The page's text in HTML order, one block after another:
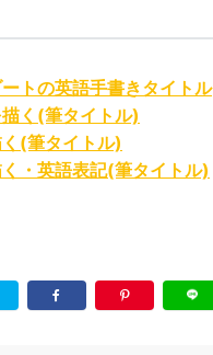
トの英語手書きタイトル
く(筆タイトル)
(筆タイトル)
・英語表記(筆タイトル)